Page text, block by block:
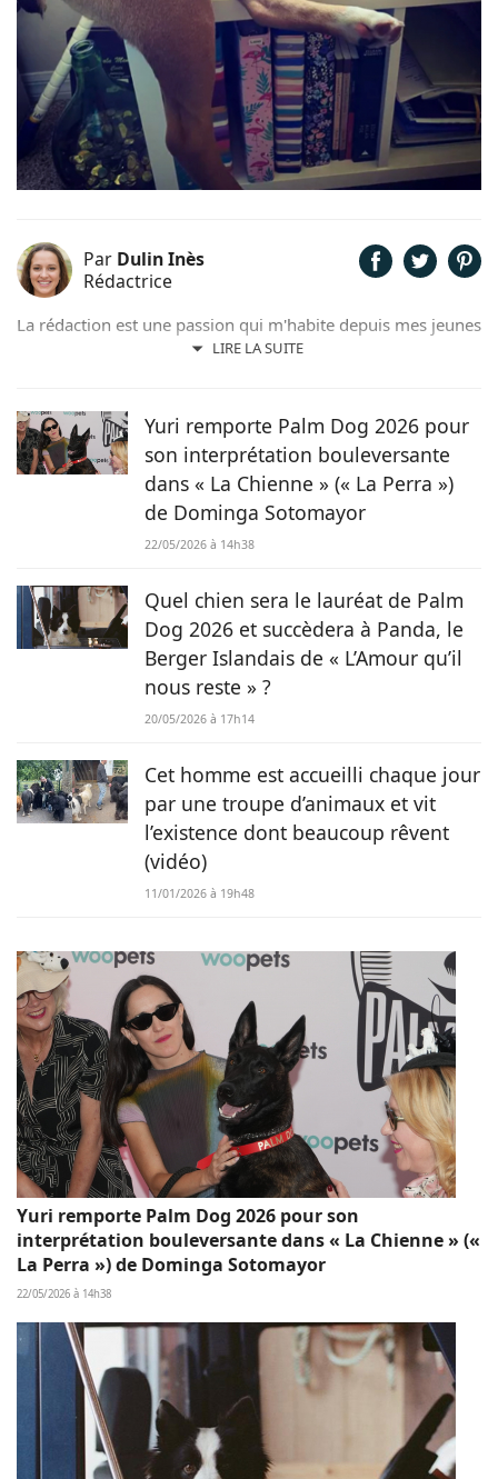
Par Dulin Inès
Rédactrice
LIRE LA SUITE
La rédaction est une passion qui m'habite depuis mes jeunes
années. Férue de poésie et de littérature, il m'arrivait de
rédaction web et ainsi faire de mon hobby, un métier !
Yuri remporte Palm Dog 2026 pour
son interprétation bouleversante
dans « La Chienne » (« La Perra »)
de Dominga Sotomayor
22/05/2026 à 14h38
Quel chien sera le lauréat de Palm
Dog 2026 et succèdera à Panda, le
Berger Islandais de « L’Amour qu’il
nous reste » ?
20/05/2026 à 17h14
Cet homme est accueilli chaque jour
par une troupe d’animaux et vit
l’existence dont beaucoup rêvent
(vidéo)
11/01/2026 à 19h48
Yuri remporte Palm Dog 2026 pour son
interprétation bouleversante dans « La Chienne » («
La Perra ») de Dominga Sotomayor
22/05/2026 à 14h38